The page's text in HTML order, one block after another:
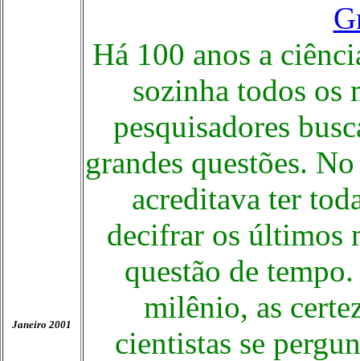
Janeiro 2001
Há 100 anos a
sozinha todos os
pesquisadores
grandes questões.
acreditava ter
decifrar os últimos
questão de
milênio, as
cientistas se